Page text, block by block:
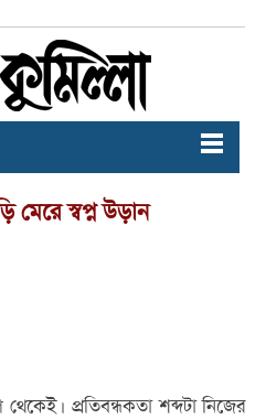
মেরে স্বপ্ন উড়ান
প্রতিবন্ধকতা শব্দটা নিজের